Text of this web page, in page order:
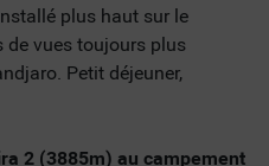
plus haut sur le
de vues toujours plus
Petit déjeuner,
2 (3885m) au campement